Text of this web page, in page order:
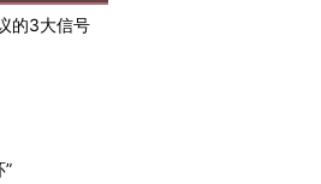
的3大信号